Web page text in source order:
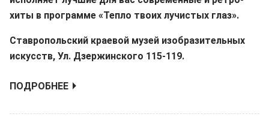
хиты в программе «Тепло твоих лучистых глаз».
Ставропольский краевой музей изобразительных
искусств, Ул. Дзержинского 115-119.
ПОДРОБНЕЕ